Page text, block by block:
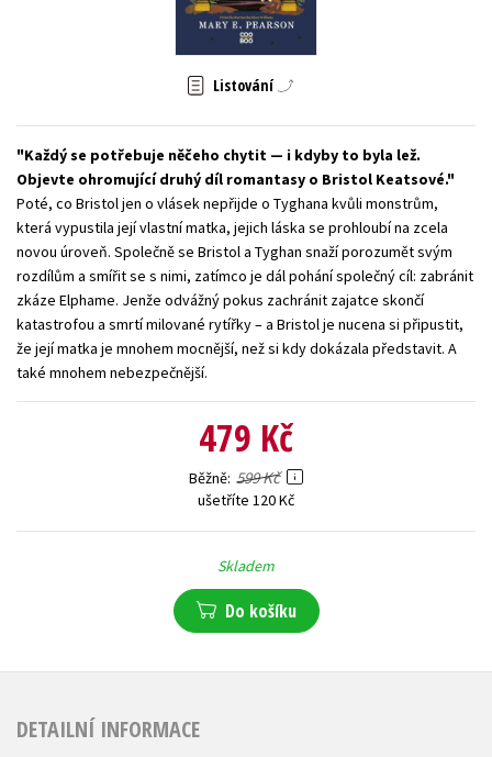
Zahraniční literatura
Všechny tituly
Listování
Každý se potřebuje něčeho chytit — i kdyby to byla lež.
Objevte ohromující druhý díl romantasy o Bristol Keatsové.
Poté, co Bristol jen o vlásek nepřijde o Tyghana kvůli monstrům,
která vypustila její vlastní matka, jejich láska se prohloubí na zcela
novou úroveň. Společně se Bristol a Tyghan snaží porozumět svým
rozdílům a smířit se s nimi, zatímco je dál pohání společný cíl: zabránit
zkáze Elphame. Jenže odvážný pokus zachránit zajatce skončí
katastrofou a smrtí milované rytířky – a Bristol je nucena si připustit,
že její matka je mnohem mocnější, než si kdy dokázala představit. A
také mnohem nebezpečnější.
479 Kč
Běžně 599 Kč
ušetříte 120 Kč
Skladem
Do košíku
DETAILNÍ INFORMACE